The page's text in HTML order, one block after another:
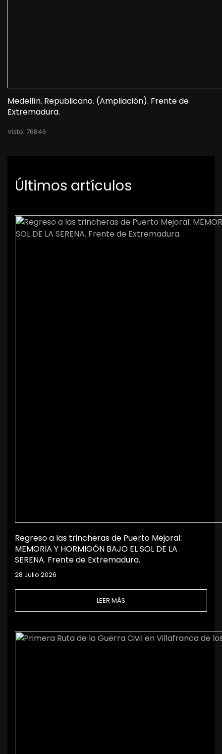
Medellín. Republicano. (Ampliación). Frente de
Extremadura.
Visto: 76846
Últimos artículos
Regreso a las trincheras de Puerto Mejoral:
MEMORIA Y HORMIGÓN BAJO EL SOL DE LA
SERENA. Frente de Extremadura.
28 Julio 2026
LEER MÁS